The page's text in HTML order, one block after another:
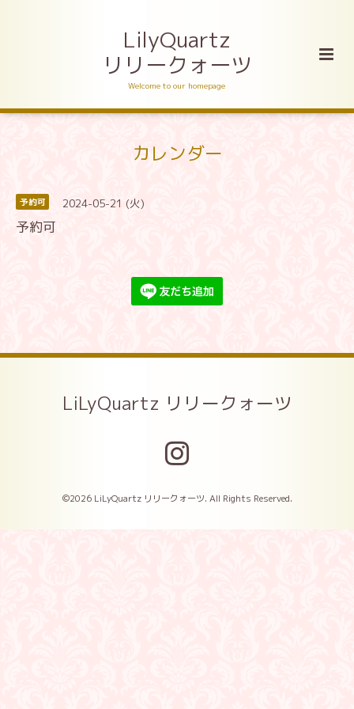
LilyQuartz
リリークォーツ
Welcome to our homepage
カレンダー
予約可 2024-05-21 (火)
予約可
LiLyQuartz リリークォーツ
©2026 LiLyQuartz リリークォーツ. All Rights Reserved.